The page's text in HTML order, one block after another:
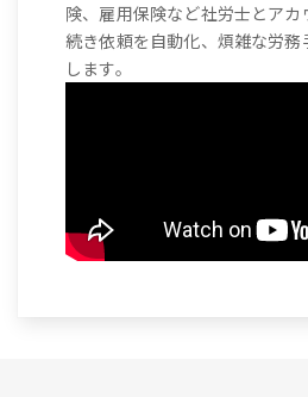
険、雇用保険など社労士とア
続き依頼を自動化、煩雑な労
します。